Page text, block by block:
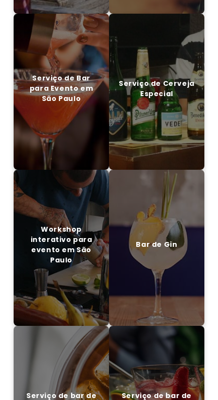
Serviço de Bar
para Evento em
São Paulo
Serviço de Bar para
Evento em São Paulo
CONTATO CONOSCO
Serviço de Cerveja
Especial
Serviço de Cerveja
Especial
ENTRE EM CONTATO CONOSCO
Workshop
interativo para
evento em São
Paulo
Workshop interativo
para evento em São
Paulo
CONTATO CONOSCO
Bar de Gin
Bar de Gin
ENTRE EM CONTATO CONOSCO
Serviço de bar de
Serviço de bar de
Drinks da Moda
Serviço de bar de
Serviço de bar de
Mocktails